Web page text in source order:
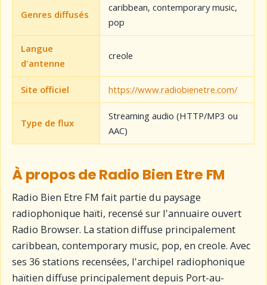
Genres diffusés
caribbean, contemporary music,
pop
Langue
d'antenne
creole
Site officiel https://www.radiobienetre.com/
Type de flux
Streaming audio (HTTP/MP3 ou
AAC)
À propos de Radio Bien Etre FM
Radio Bien Etre FM fait partie du paysage
radiophonique haïti, recensé sur l'annuaire ouvert
Radio Browser. La station diffuse principalement
caribbean, contemporary music, pop, en creole. Avec
ses 36 stations recensées, l'archipel radiophonique
haïtien diffuse principalement depuis Port-au-